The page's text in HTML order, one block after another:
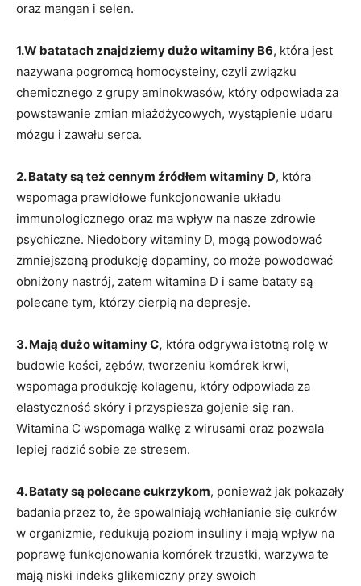
oraz mangan i selen.
1.W batatach znajdziemy dużo witaminy B6, która jest
nazywana pogromcą homocysteiny, czyli związku
chemicznego z grupy aminokwasów, który odpowiada za
powstawanie zmian miażdżycowych, wystąpienie udaru
mózgu i zawału serca.
2. Bataty są też cennym źródłem witaminy D, która
wspomaga prawidłowe funkcjonowanie układu
immunologicznego oraz ma wpływ na nasze zdrowie
psychiczne. Niedobory witaminy D, mogą powodować
zmniejszoną produkcję dopaminy, co może powodować
obniżony nastrój, zatem witamina D i same bataty są
polecane tym, którzy cierpią na depresje.
3. Mają dużo witaminy C, która odgrywa istotną rolę w
budowie kości, zębów, tworzeniu komórek krwi,
wspomaga produkcję kolagenu, który odpowiada za
elastyczność skóry i przyspiesza gojenie się ran.
Witamina C wspomaga walkę z wirusami oraz pozwala
lepiej radzić sobie ze stresem.
4. Bataty są polecane cukrzykom, ponieważ jak pokazały
badania przez to, że spowalniają wchłanianie się cukrów
w organizmie, redukują poziom insuliny i mają wpływ na
poprawę funkcjonowania komórek trzustki, warzywa te
mają niski indeks glikemiczny przy swoich